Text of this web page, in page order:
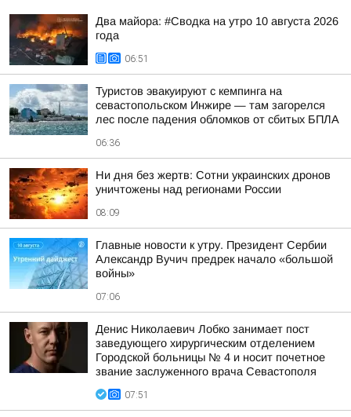
Два майора: #Сводка на утро 10 августа 2026
года
06:51
Туристов эвакуируют с кемпинга на
севастопольском Инжире — там загорелся
лес после падения обломков от сбитых БПЛА
06:36
Ни дня без жертв: Сотни украинских дронов
уничтожены над регионами России
08:09
Главные новости к утру. Президент Сербии
Александр Вучич предрек начало «большой
войны»
07:06
Денис Николаевич Лобко занимает пост
заведующего хирургическим отделением
Городской больницы № 4 и носит почетное
звание заслуженного врача Севастополя
07:51